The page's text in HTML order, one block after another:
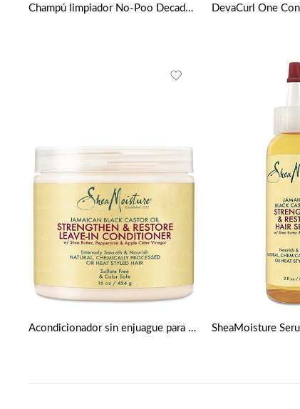
Champú limpiador No-Poo Decadence 12oz de DevaCurl
Acondicionador sin enjuague para fortalecer y restaurar la humedad de karité de Shea Moisture 16 oz